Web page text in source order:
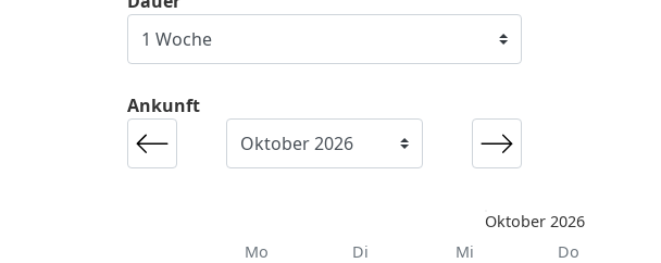
Ankunft
Oktober 2026
Mo
Di Mi Do